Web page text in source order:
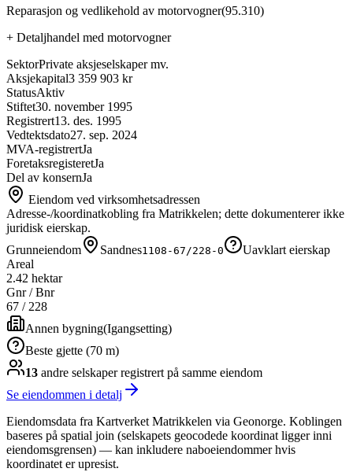
Reparasjon og vedlikehold av motorvogner(95.310)
+ Detaljhandel med motorvogner
SektorPrivate aksjeselskaper mv.
Aksjekapital3 359 903 kr
StatusAktiv
Stiftet30. november 1995
Registrert13. des. 1995
Vedtektsdato27. sep. 2024
MVA-registrertJa
ForetaksregisteretJa
Del av konsernJa
Eiendom ved virksomhetsadressen
Adresse-/koordinatkobling fra Matrikkelen; dette dokumenterer ikke
juridisk eierskap.
Grunneiendom
Sandnes1108-67/228-0
Uavklart eierskap
Areal
2.42 hektar
Gnr / Bnr
67 /228
Annen bygning(Igangsetting)
Beste gjette (70 m)
13 andre selskaperregistrert på samme eiendom
Se eiendommen i detalj
Eiendomsdata fra Kartverket Matrikkelen via Geonorge. Koblingen
baseres på spatial join (selskapets geocodede koordinat ligger inni
eiendomsgrensen) — kan inkludere naboeiendommer hvis
koordinatet er upresist.